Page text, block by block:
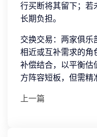
行买断将其留下；若
长期负担。
交换交易：两家俱乐
相近或互补需求的角
补偿结合，以平衡估
方阵容短板，但需精
上一篇